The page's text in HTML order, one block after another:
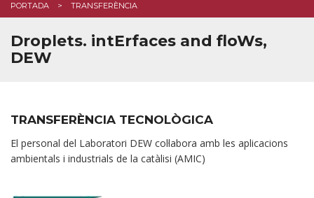
PORTADA TRANSFERÈNCIA
Droplets. intErfaces and floWs,
DEW
TRANSFERÈNCIA TECNOLÒGICA
El personal del Laboratori DEW col·labora amb les aplicacions
ambientals i industrials de la catàlisi (AMIC)